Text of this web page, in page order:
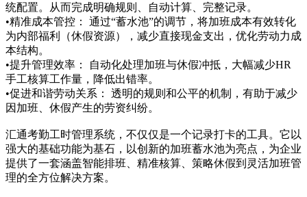
统配置。从而完成明确规则、自动计算、完整记录。
•精准成本管控： 通过“蓄水池”的调节，将加班成本有效转化
为内部福利（休假资源），减少直接现金支出，优化劳动力成
本结构。
•提升管理效率： 自动化处理加班与休假冲抵，大幅减少HR
手工核算工作量，降低出错率。
•促进和谐劳动关系： 透明的规则和公平的机制，有助于减少
因加班、休假产生的劳资纠纷。
汇通考勤工时管理系统，不仅仅是一个记录打卡的工具。它以
强大的基础功能为基石，以创新的加班蓄水池为亮点，为企业
提供了一套涵盖智能排班、精准核算、策略休假到灵活加班管
理的全方位解决方案。